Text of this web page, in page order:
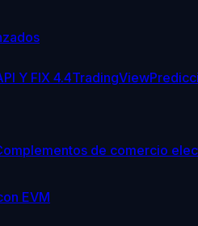
Y FIX 4.4TradingView
de comercio
EVM